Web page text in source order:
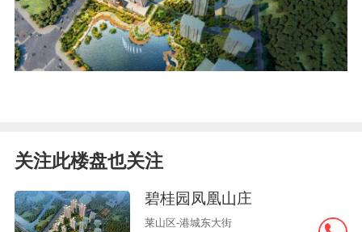
关注此楼盘也关注
碧桂园凤凰山庄
莱山区-港城东大街